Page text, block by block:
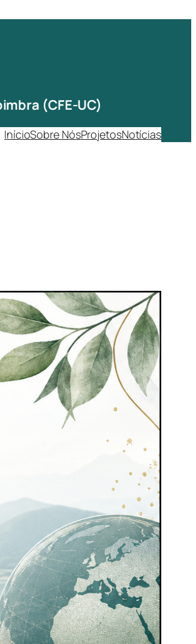
(CFE-UC)
InícioSobre NósProjetosNotícias